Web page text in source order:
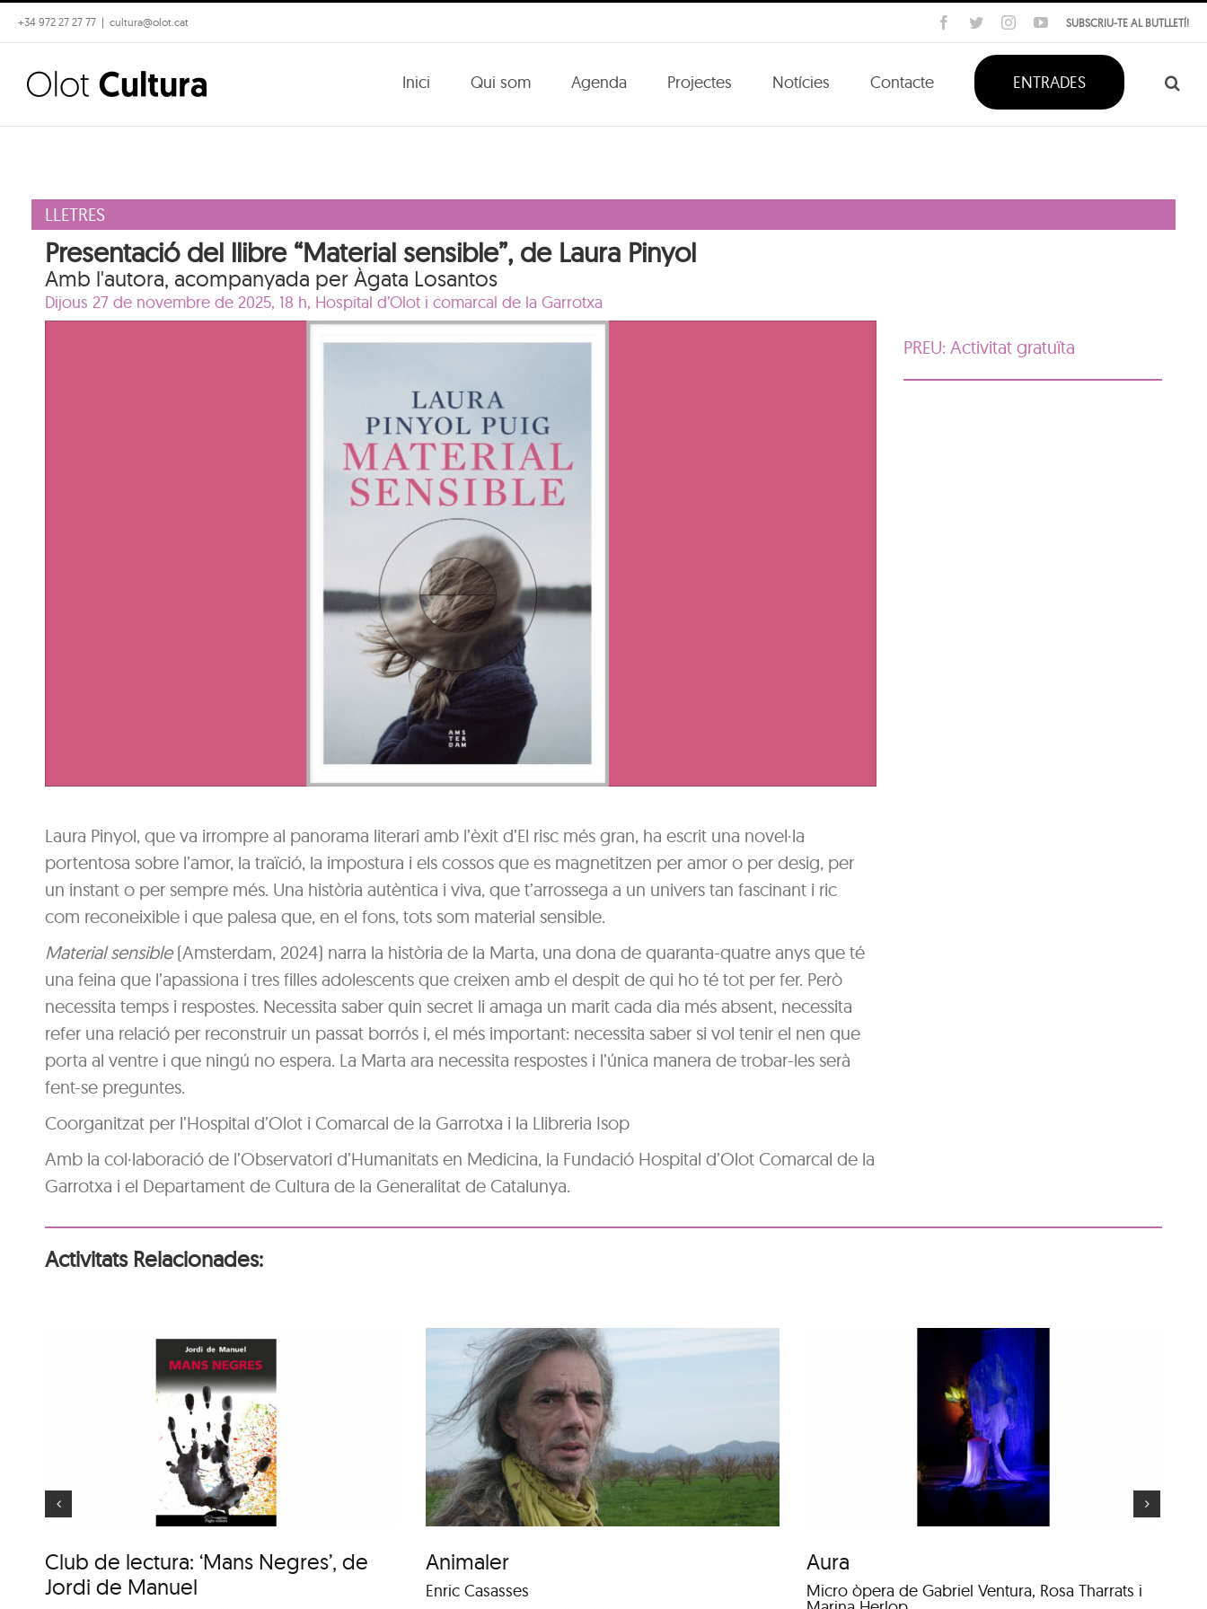
Skip
to
content
+34 972 27 27 77 | cultura@olot.cat SUBSCRIU-TE AL BUTLLETÍ!
Facebook
TwitterInstagramYouTube
Inici Qui som Agenda Projectes Notícies Contacte ENTRADES
LLETRES
Presentació del llibre “Material sensible”, de Laura Pinyol
Amb l'autora, acompanyada per Àgata Losantos
Dijous 27 de novembre de 2025, 18 h, Hospital d’Olot i comarcal de la Garrotxa
Laura Pinyol, que va irrompre al panorama literari amb l’èxit d’El risc més gran, ha escrit una novel·la
portentosa sobre l’amor, la traïció, la impostura i els cossos que es magnetitzen per amor o per desig, per
un instant o per sempre més. Una història autèntica i viva, que t’arrossega a un univers tan fascinant i ric
com reconeixible i que palesa que, en el fons, tots som material sensible.
Material sensible(Amsterdam, 2024) narra la història de la Marta, una dona de quaranta-quatre anys que té
una feina que l’apassiona i tres filles adolescents que creixen amb el despit de qui ho té tot per fer. Però
necessita temps i respostes. Necessita saber quin secret li amaga un marit cada dia més absent, necessita
refer una relació per reconstruir un passat borrós i, el més important: necessita saber si vol tenir el nen que
porta al ventre i que ningú no espera. La Marta ara necessita respostes i l’única manera de trobar-les serà
fent-se preguntes.
Coorganitzat per l’Hospital d’Olot i Comarcal de la Garrotxa i la Llibreria Isop
Amb la col·laboració de l’Observatori d’Humanitats en Medicina, la Fundació Hospital d’Olot Comarcal de la
Garrotxa i el Departament de Cultura de la Generalitat de Catalunya.
PREU: Activitat gratuïta
Activitats Relacionades:
Club de lectura: ‘Mans Negres’, de
Jordi de Manuel
Animaler
Animaler
Enric Casasses
Aura
Aura
Micro òpera de Gabriel Ventura, Rosa Tharrats i
VVVVBBBBRRRR